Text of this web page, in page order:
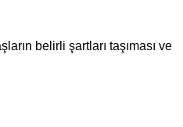
belirli şartları taşıması ve